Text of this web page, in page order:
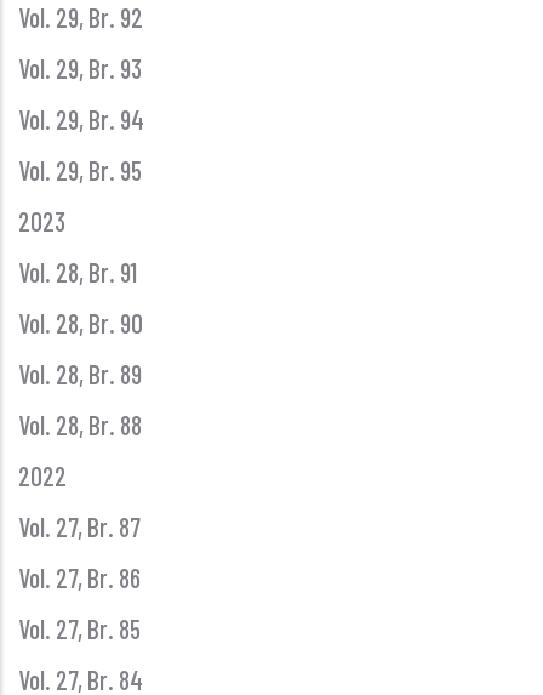
Vol. 29, Br. 92
Vol. 29, Br. 93
Vol. 29, Br. 94
Vol. 29, Br. 95
2023
Vol. 28, Br. 91
Vol. 28, Br. 90
Vol. 28, Br. 89
Vol. 28, Br. 88
2022
Vol. 27, Br. 87
Vol. 27, Br. 86
Vol. 27, Br. 85
Vol. 27, Br. 84